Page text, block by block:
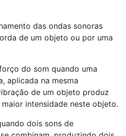
das ondas sonoras
de um objeto ou por uma
do som quando uma
aplicada na mesma
de um objeto produz
intensidade neste objeto.
dois sons de